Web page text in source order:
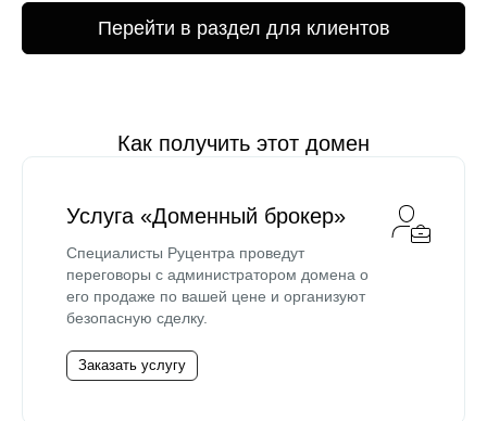
Перейти в раздел для клиентов
Как получить этот домен
Услуга «Доменный брокер»
Специалисты Руцентра проведут
переговоры с администратором домена о
его продаже по вашей цене и организуют
безопасную сделку.
Заказать услугу